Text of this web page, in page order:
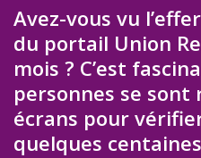
Avez-vous vu
du portail Union
mois ? C’est
personnes se sont
écrans pour
quelques